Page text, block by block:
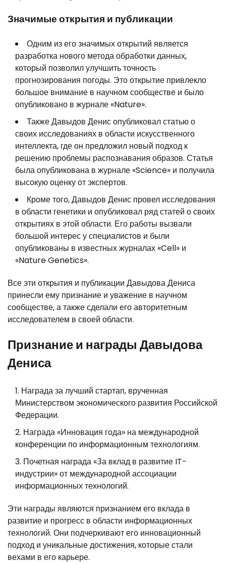
Значимые открытия и публикации
Одним из его значимых открытий является
разработка нового метода обработки данных,
который позволил улучшить точность
прогнозирования погоды. Это открытие привлекло
большое внимание в научном сообществе и было
опубликовано в журнале «Nature».
Также Давыдов Денис опубликовал статью о
своих исследованиях в области искусственного
интеллекта, где он предложил новый подход к
решению проблемы распознавания образов. Статья
была опубликована в журнале «Science» и получила
высокую оценку от экспертов.
Кроме того, Давыдов Денис провел исследования
в области генетики и опубликовал ряд статей о своих
открытиях в этой области. Его работы вызвали
большой интерес у специалистов и были
опубликованы в известных журналах «Cell» и
«Nature Genetics».
Все эти открытия и публикации Давыдова Дениса
принесли ему признание и уважение в научном
сообществе, а также сделали его авторитетным
исследователем в своей области.
Признание и награды Давыдова
Дениса
Награда за лучший стартап, врученная
Министерством экономического развития Российской
Федерации.
Награда «Инновация года» на международной
конференции по информационным технологиям.
Почетная награда «За вклад в развитие IT-
индустрии» от международной ассоциации
информационных технологий.
Эти награды являются признанием его вклада в
развитие и прогресс в области информационных
технологий. Они подчеркивают его инновационный
подход и уникальные достижения, которые стали
вехами в его карьере.